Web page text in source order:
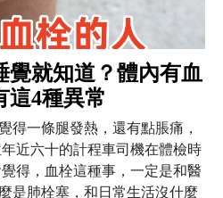
覺就知道？體內有血
這4種異常
得一條腿發熱，還有點脹痛，
近六十的計程車司機在體檢時
得，血栓這種事，一定是和醫
是肺栓塞，和日常生活沒什麼